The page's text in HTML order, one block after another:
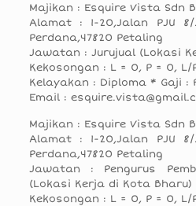
Majikan : Esquire Vista Sdn
Alamat : 1-20,Jalan PJU
Perdana,47820 Petaling
Jawatan : Jurujual (Lokasi
Kekosongan : L = 0, P = 0, L/
Kelayakan : Diploma * Gaji :
Email :
Majikan : Esquire Vista Sdn
Alamat : 1-20,Jalan PJU
Perdana,47820 Petaling
Jawatan : Pengurus
(Lokasi Kerja di Kota Bharu)
Kekosongan : L = 0, P = 0, L/